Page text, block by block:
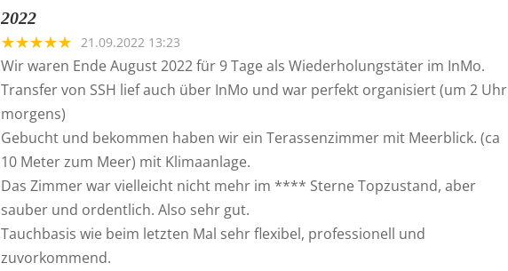
2022
21.09.2022 13:23
Wir waren Ende August 2022 für 9 Tage als Wiederholungstäter im InMo.
Transfer von SSH lief auch über InMo und war perfekt organisiert (um 2 Uhr
morgens)
Gebucht und bekommen haben wir ein Terassenzimmer mit Meerblick. (ca
10 Meter zum Meer) mit Klimaanlage.
Das Zimmer war vielleicht nicht mehr im **** Sterne Topzustand, aber
sauber und ordentlich. Also sehr gut.
Tauchbasis wie beim letzten Mal sehr flexibel, professionell und
zuvorkommend.